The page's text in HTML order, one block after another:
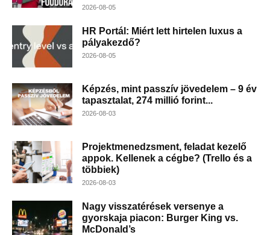
2026-08-05
HR Portál: Miért lett hirtelen luxus a
pályakezdő?
2026-08-05
Képzés, mint passzív jövedelem – 9 év
tapasztalat, 274 millió forint...
2026-08-03
Projektmenedzsment, feladat kezelő
appok. Kellenek a cégbe? (Trello és a
többiek)
2026-08-03
Nagy visszatérések versenye a
gyorskaja piacon: Burger King vs.
McDonald’s